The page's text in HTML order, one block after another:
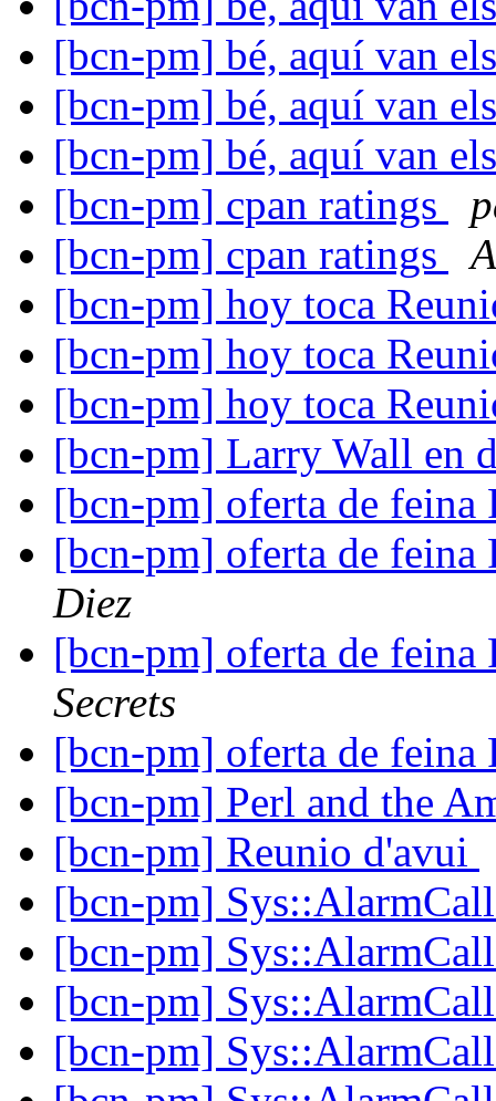
[bcn-pm] bé, aquí van
[bcn-pm] bé, aquí van
[bcn-pm] bé, aquí van
[bcn-pm] cpan ratings
[bcn-pm] cpan ratings
[bcn-pm] hoy toca
[bcn-pm] hoy toca
[bcn-pm] hoy toca
[bcn-pm] Larry Wall en
[bcn-pm] oferta de
[bcn-pm] oferta de
Diez
[bcn-pm] oferta de
Secrets
[bcn-pm] oferta de
[bcn-pm] Perl and the
[bcn-pm] Reunio d'avui
[bcn-pm]
[bcn-pm]
[bcn-pm]
[bcn-pm]